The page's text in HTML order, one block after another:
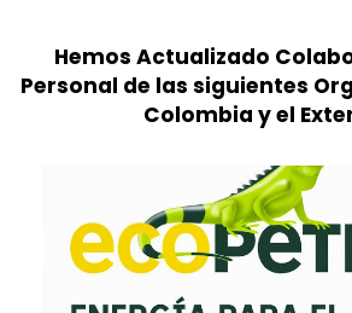
Hemos Actualizado
Personal de las siguientes
Colombia y el